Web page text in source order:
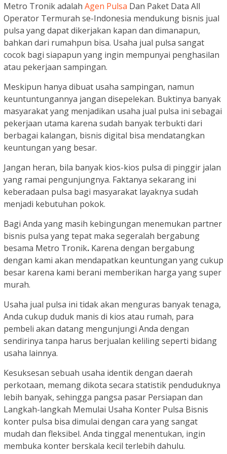
Metro Tronik adalah Agen Pulsa Dan Paket Data All
Operator Termurah se-Indonesia mendukung bisnis jual
pulsa yang dapat dikerjakan kapan dan dimanapun,
bahkan dari rumahpun bisa. Usaha jual pulsa sangat
cocok bagi siapapun yang ingin mempunyai penghasilan
atau pekerjaan sampingan.
Meskipun hanya dibuat usaha sampingan, namun
keuntuntungannya jangan disepelekan. Buktinya banyak
masyarakat yang menjadikan usaha jual pulsa ini sebagai
pekerjaan utama karena sudah banyak terbukti dari
berbagai kalangan, bisnis digital bisa mendatangkan
keuntungan yang besar.
Jangan heran, bila banyak kios-kios pulsa di pinggir jalan
yang ramai pengunjungnya. Faktanya sekarang ini
keberadaan pulsa bagi masyarakat layaknya sudah
menjadi kebutuhan pokok.
Bagi Anda yang masih kebingungan menemukan partner
bisnis pulsa yang tepat maka segeralah bergabung
besama Metro Tronik. Karena dengan bergabung
dengan kami akan mendapatkan keuntungan yang cukup
besar karena kami berani memberikan harga yang super
murah.
Usaha jual pulsa ini tidak akan menguras banyak tenaga,
Anda cukup duduk manis di kios atau rumah, para
pembeli akan datang mengunjungi Anda dengan
sendirinya tanpa harus berjualan keliling seperti bidang
usaha lainnya.
Kesuksesan sebuah usaha identik dengan daerah
perkotaan, memang dikota secara statistik penduduknya
lebih banyak, sehingga pangsa pasar Persiapan dan
Langkah-langkah Memulai Usaha Konter Pulsa Bisnis
konter pulsa bisa dimulai dengan cara yang sangat
mudah dan fleksibel. Anda tinggal menentukan, ingin
membuka konter berskala kecil terlebih dahulu.